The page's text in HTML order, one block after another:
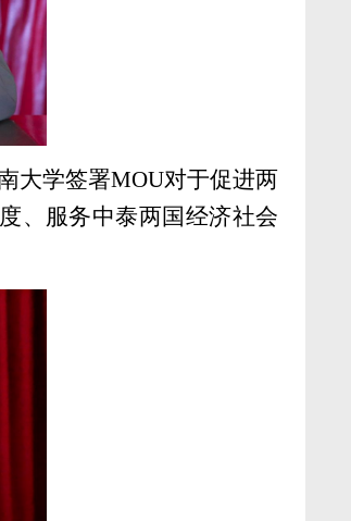
大学签署MOU对于促进两
、服务中泰两国经济社会